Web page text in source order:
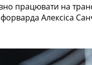
працювати на
Алексіса